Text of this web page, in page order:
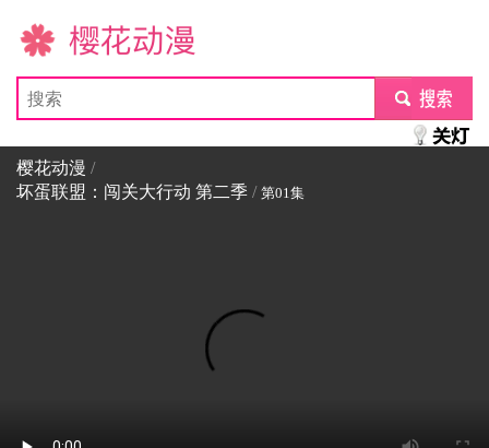
樱花动漫
submit
樱花动漫 /
坏蛋联盟：闯关大行动 第二季 / 第01集